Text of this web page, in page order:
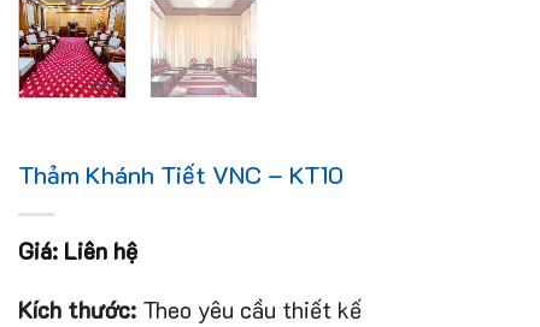
Thảm Khánh Tiết VNC – KT10
Giá: Liên hệ
Kích thước: Theo yêu cầu thiết kế